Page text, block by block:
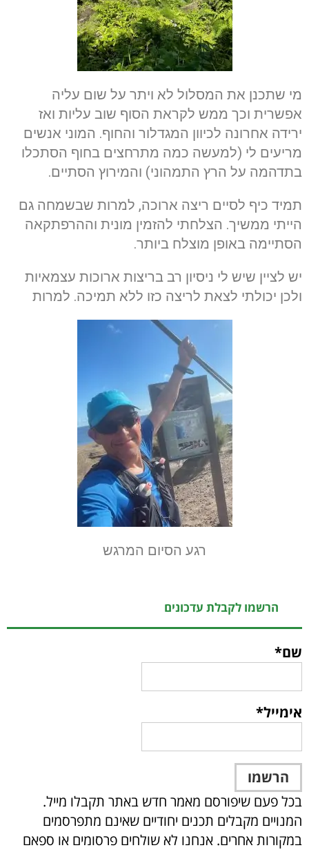
מי שתכנן את המסלול לא ויתר על שום עליה
אפשרית וכך ממש לקראת הסוף שוב עליות ואז
ירידה אחרונה לכיוון המגדלור והחוף. המוני אנשים
מריעים לי (למעשה כמה מתרחצים בחוף הסתכלו
בתדהמה על הרץ התמהוני) והמירוץ הסתיים.
תמיד כיף לסיים ריצה ארוכה, למרות שבשמחה גם
הייתי ממשיך. הצלחתי להזמין מונית וההרפתקאה
הסתיימה באופן מוצלח ביותר.
יש לציין שיש לי ניסיון רב בריצות ארוכות עצמאיות
ולכן יכולתי לצאת לריצה כזו ללא תמיכה. למרות
רגע הסיום המרגש
הרשמו לקבלת עדכונים
שם*
אימייל*
בכל פעם שיפורסם מאמר חדש באתר תקבלו מייל.
המנויים מקבלים תכנים יחודיים שאינם מתפרסמים
במקורות אחרים. אנחנו לא שולחים פרסומים או ספאם